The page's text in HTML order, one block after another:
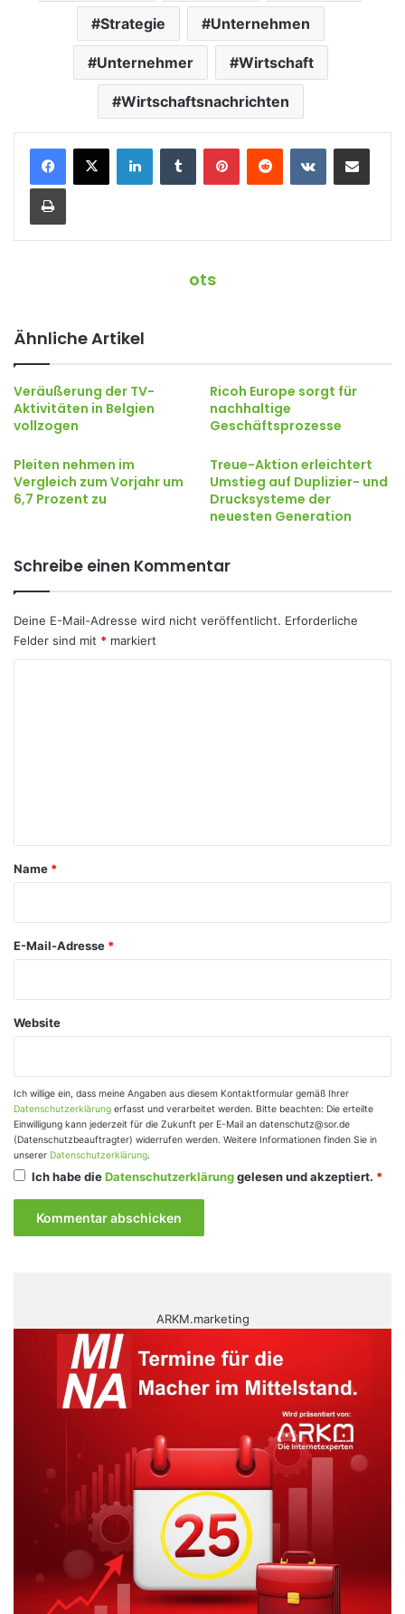
Strategie Unternehmen
Unternehmer Wirtschaft
Wirtschaftsnachrichten
ots
Ähnliche Artikel
Veräußerung der TV-
Aktivitäten in Belgien
vollzogen
Ricoh Europe sorgt für
nachhaltige
Geschäftsprozesse
Pleiten nehmen im
Vergleich zum Vorjahr um
6,7 Prozent zu
Treue-Aktion erleichtert
Umstieg auf Duplizier- und
Drucksysteme der
neuesten Generation
Schreibe einen Kommentar
Deine E-Mail-Adresse wird nicht veröffentlicht. Erforderliche
Felder sind mit * markiert
a
Name *
E-Mail-Adresse *
Website
Ich willige ein, dass meine Angaben aus diesem Kontaktformular gemäß Ihrer
Datenschutzerklärung erfasst und verarbeitet werden. Bitte beachten: Die erteilte
Einwilligung kann jederzeit für die Zukunft per E-Mail an datenschutz@sor.de
(Datenschutzbeauftragter) widerrufen werden. Weitere Informationen finden Sie in
unserer Datenschutzerklärung.
Ich habe dieDatenschutzerklärunggelesen und akzeptiert. *
ARKM.marketing